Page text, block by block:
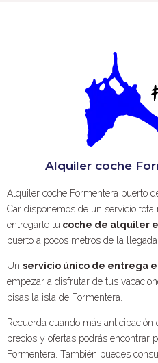
Alquiler coche
Alquiler coche Formentera puerto
Car disponemos de un servicio
entregarte tu coche de alquiler
puerto a pocos metros de la
Un servicio único de entrega
empezar a disfrutar de tus
pisas la isla de Formentera.
Recuerda cuando más
precios y ofertas podrás encontrar
Formentera. También puedes